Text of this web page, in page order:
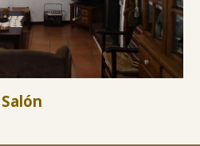
Salón